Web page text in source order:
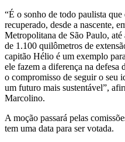
“É o sonho de todo paulista
recuperado, desde a nascente,
Metropolitana de São Paulo,
de 1.100 quilômetros de
capitão Hélio é um exemplo
ele fazem a diferença na
o compromisso de seguir o seu
um futuro mais sustentável”,
Marcolino.
A moção passará pelas
tem uma data para ser votada.